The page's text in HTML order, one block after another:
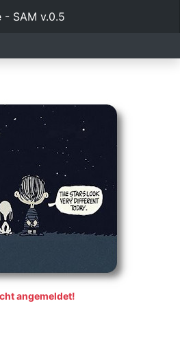
- SAM v.0.5
angemeldet!